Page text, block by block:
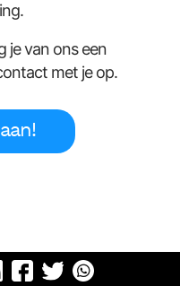
je van ons een
met je op.